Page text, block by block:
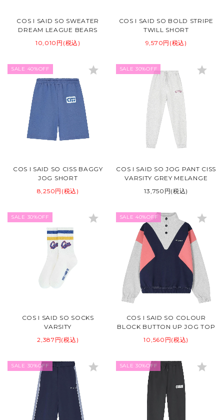
COS I SAID SO SWEATER
DREAM LEAGUE BEARS
10,010円(税込)
COS I SAID SO BOLD STRIPE
TWILL SHORT
9,570円(税込)
SALE 40%OFF
COS I SAID SO CISS BAGGY
JOG SHORT
8,250円(税込)
star SALE 30%OFF
COS I SAID SO JOG PANT CISS
VARSITY GREY MELANGE
13,750円(税込)
star
SALE 30%OFF
COS I SAID SO SOCKS
VARSITY
2,387円(税込)
star SALE 40%OFF
COS I SAID SO COLOUR
BLOCK BUTTON UP JOG TOP
10,560円(税込)
star
SALE 30%OFF star SALE 30%OFF star